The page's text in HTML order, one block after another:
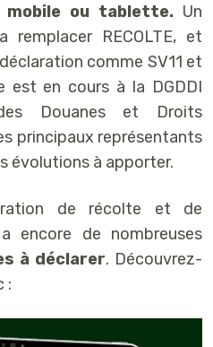
mobile ou tablette. Un
remplacer RECOLTE, et
comme SV11 et
est en cours à la DGDDI
Douanes et Droits
principaux représentants
évolutions à apporter.
de récolte et de
encore de nombreuses
à déclarer. Découvrez-
: